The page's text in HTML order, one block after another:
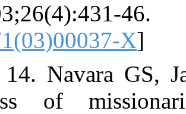
14. 14.
stress of